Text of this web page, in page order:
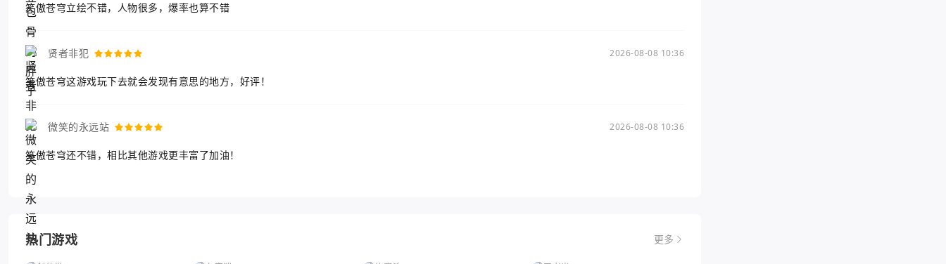
笑傲苍穹立绘不错，人物很多，爆率也算不错
贤者非犯 2026-08-08 10:36
笑傲苍穹这游戏玩下去就会发现有意思的地方，好评！
微笑的永远站 2026-08-08 10:36
笑傲苍穹还不错，相比其他游戏更丰富了加油！
热门游戏 更多